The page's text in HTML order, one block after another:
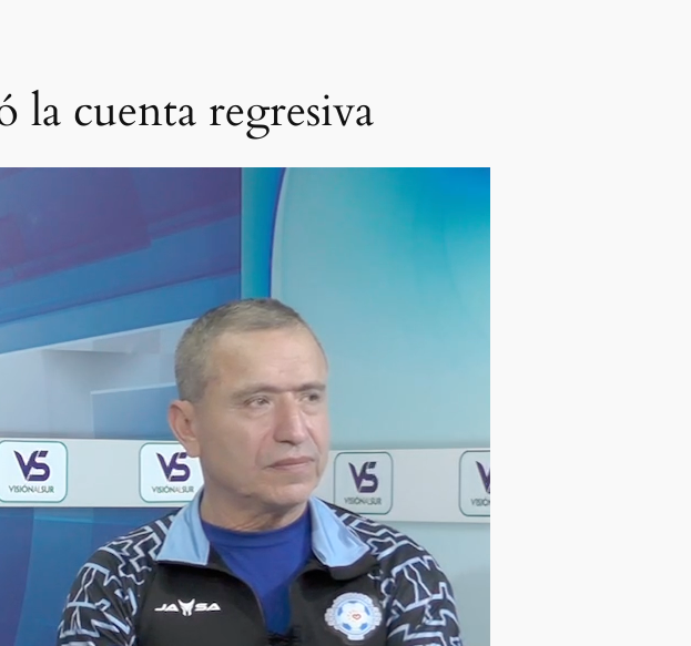
la cuenta regresiva